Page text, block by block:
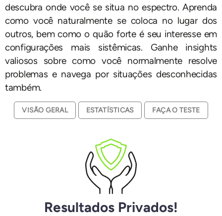
descubra onde você se situa no espectro. Aprenda
como você naturalmente se coloca no lugar dos
outros, bem como o quão forte é seu interesse em
configurações mais sistêmicas. Ganhe insights
valiosos sobre como você normalmente resolve
problemas e navega por situações desconhecidas
também.
VISÃO GERAL ESTATÍSTICAS FAÇA O TESTE
Resultados Privados!